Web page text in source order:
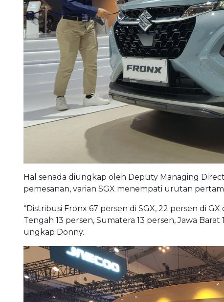
Hal senada diungkap oleh Deputy Managing
pemesanan, varian SGX menempati urutan
“Distribusi Fronx 67 persen di SGX, 22 persen di
Tengah 13 persen, Sumatera 13 persen, Jawa
ungkap Donny.